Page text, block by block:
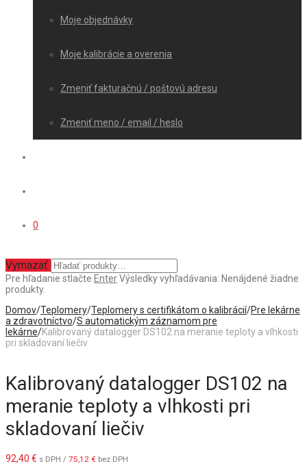
Moje objednávky
Moje kalibrácie a overenia
Zmeniť fakturačnú / poštovú adresu
Zmeniť meno / email / heslo
0
Vymazať
Pre hľadanie stlačte EnterVýsledky vyhľadávania: Nenájdené žiadne
produkty.
Domov/Teplomery/Teplomery s certifikátom o kalibrácií/Pre lekárne
a zdravotníctvo/S automatickým záznamom pre
lekárne/Kalibrovaný datalogger DS102 na meranie teploty a vlhkosti
pri skladovaní liečiv
Kalibrovaný datalogger DS102 na
meranie teploty a vlhkosti pri
skladovaní liečiv
92,40 € s DPH / 75,12 € bez DPH